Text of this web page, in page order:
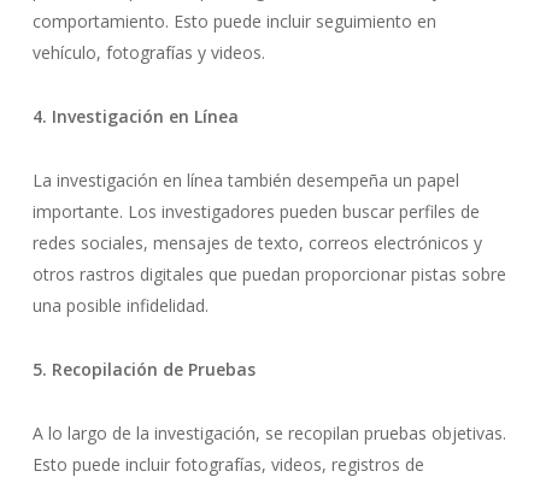
comportamiento. Esto puede incluir seguimiento en
vehículo, fotografías y videos.
4. Investigación en Línea
La investigación en línea también desempeña un papel
importante. Los investigadores pueden buscar perfiles de
redes sociales, mensajes de texto, correos electrónicos y
otros rastros digitales que puedan proporcionar pistas sobre
una posible infidelidad.
5. Recopilación de Pruebas
A lo largo de la investigación, se recopilan pruebas objetivas.
Esto puede incluir fotografías, videos, registros de